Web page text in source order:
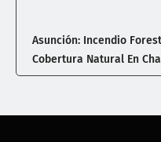
Asunción: Incendio
Cobertura Natural En